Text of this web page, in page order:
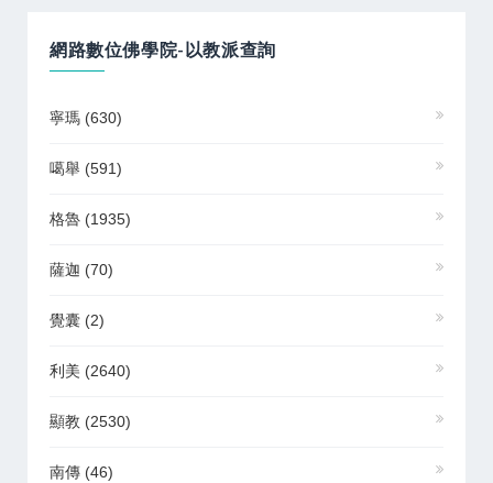
網路數位佛學院-以教派查詢
寧瑪 (630)
噶舉 (591)
格魯 (1935)
薩迦 (70)
覺囊 (2)
利美 (2640)
顯教 (2530)
南傳 (46)